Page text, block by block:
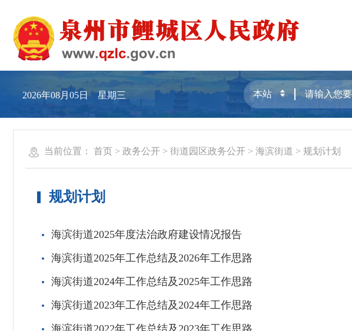
2026年08月05日 星期三
当前位置： 首页 > 政务公开 > 街道园区政务公开 > 海滨街道 > 规划计划
规划计划
海滨街道2025年度法治政府建设情况报告
海滨街道2025年工作总结及2026年工作思路
海滨街道2024年工作总结及2025年工作思路
海滨街道2023年工作总结及2024年工作思路
海滨街道2022年工作总结及2023年工作思路